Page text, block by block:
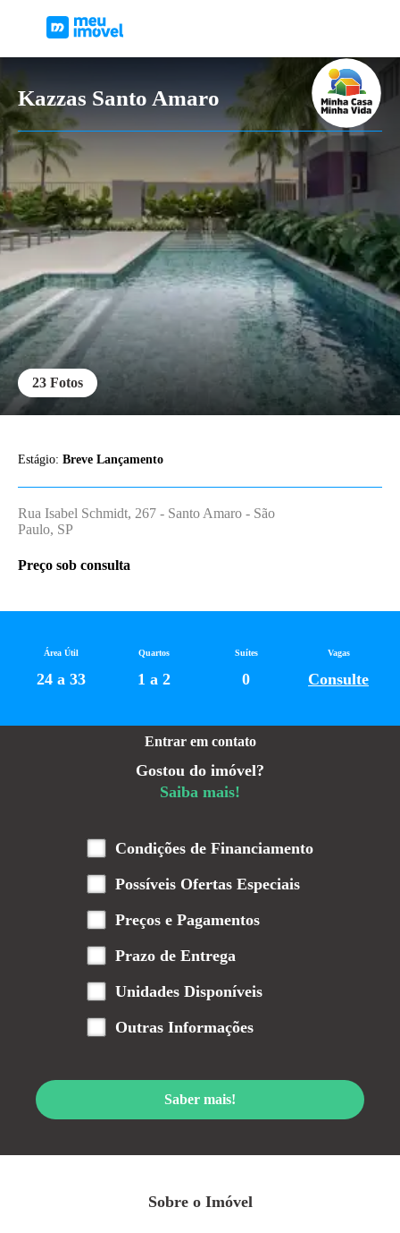
Kazzas Santo Amaro
23 Fotos
Sobre o Imóvel
Entrar em contato
Gostou do imóvel?
Saiba mais!
Condições de Financiamento
Possíveis Ofertas Especiais
Preços e Pagamentos
Prazo de Entrega
Unidades Disponíveis
Outras Informações
Saber mais!
Área Útil
24 a 33
Quartos
1 a 2
Suítes
0
Vagas
Consulte
Estágio: Breve Lançamento
Rua Isabel Schmidt, 267 - Santo Amaro - São
Paulo, SP
Preço sob consulta